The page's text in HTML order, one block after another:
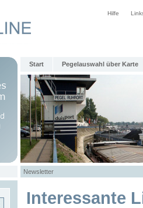
Hilfe
Start Pegelauswahl über Karte
Newsletter
Interessante